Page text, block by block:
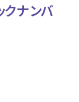
クナンバ